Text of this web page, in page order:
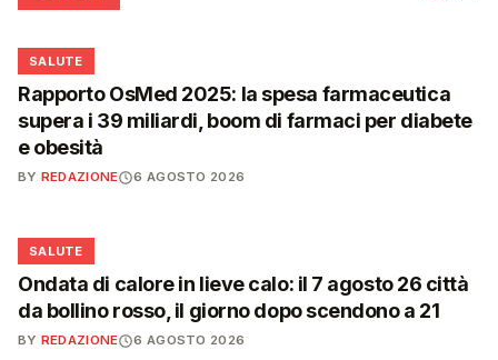
❤️
SALUTE
Rapporto OsMed 2025: la spesa farmaceutica
supera i 39 miliardi, boom di farmaci per diabete
e obesità
BY REDAZIONE 6 AGOSTO 2026
❤️
SALUTE
Ondata di calore in lieve calo: il 7 agosto 26 città
da bollino rosso, il giorno dopo scendono a 21
BY REDAZIONE 6 AGOSTO 2026